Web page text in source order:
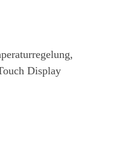
Display